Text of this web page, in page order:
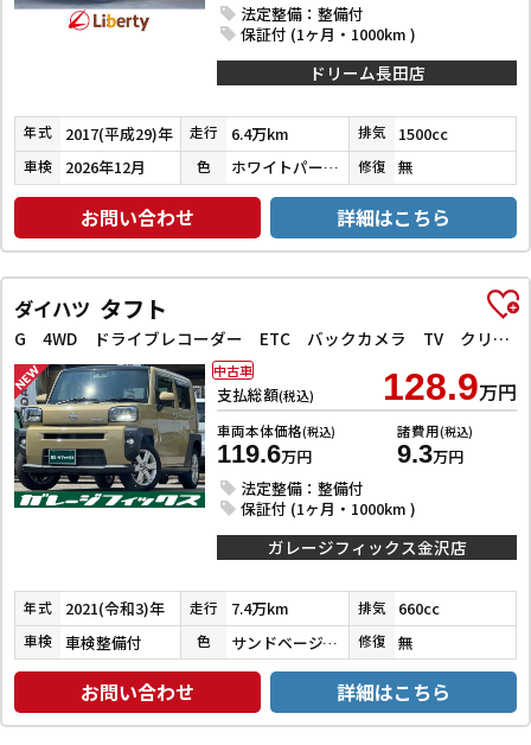
法定整備：整備付
保証付 (1ヶ月・1000km )
ドリーム長田店
年式 2017(平成29)年 走行 6.4万km 排気 1500cc
車検 2026年12月 色 ホワイトパールクリスタルシャイン 修復 無
お問い合わせ 詳細はこちら
ダイハツ タフト
G 4WD ドライブレコーダー ETC バックカメラ TV クリアランスソナー レーンアシスト 衝突被害軽減システム オートライト LEDヘッドランプ ヘッドライトウォッシャー スマートキー
支払総額(税込) 128.9万円
車両本体価格(税込)
119.6万円
諸費用(税込)
9.3万円
法定整備：整備付
保証付 (1ヶ月・1000km )
中古車
ガレージフィックス金沢店
年式 2021(令和3)年 走行 7.4万km 排気 660cc
車検 車検整備付 色 サンドベージュメタリック 修復 無
お問い合わせ 詳細はこちら